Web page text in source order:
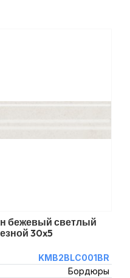
бежевый светлый
30x5
KMB2BLC001BR
Бордюры